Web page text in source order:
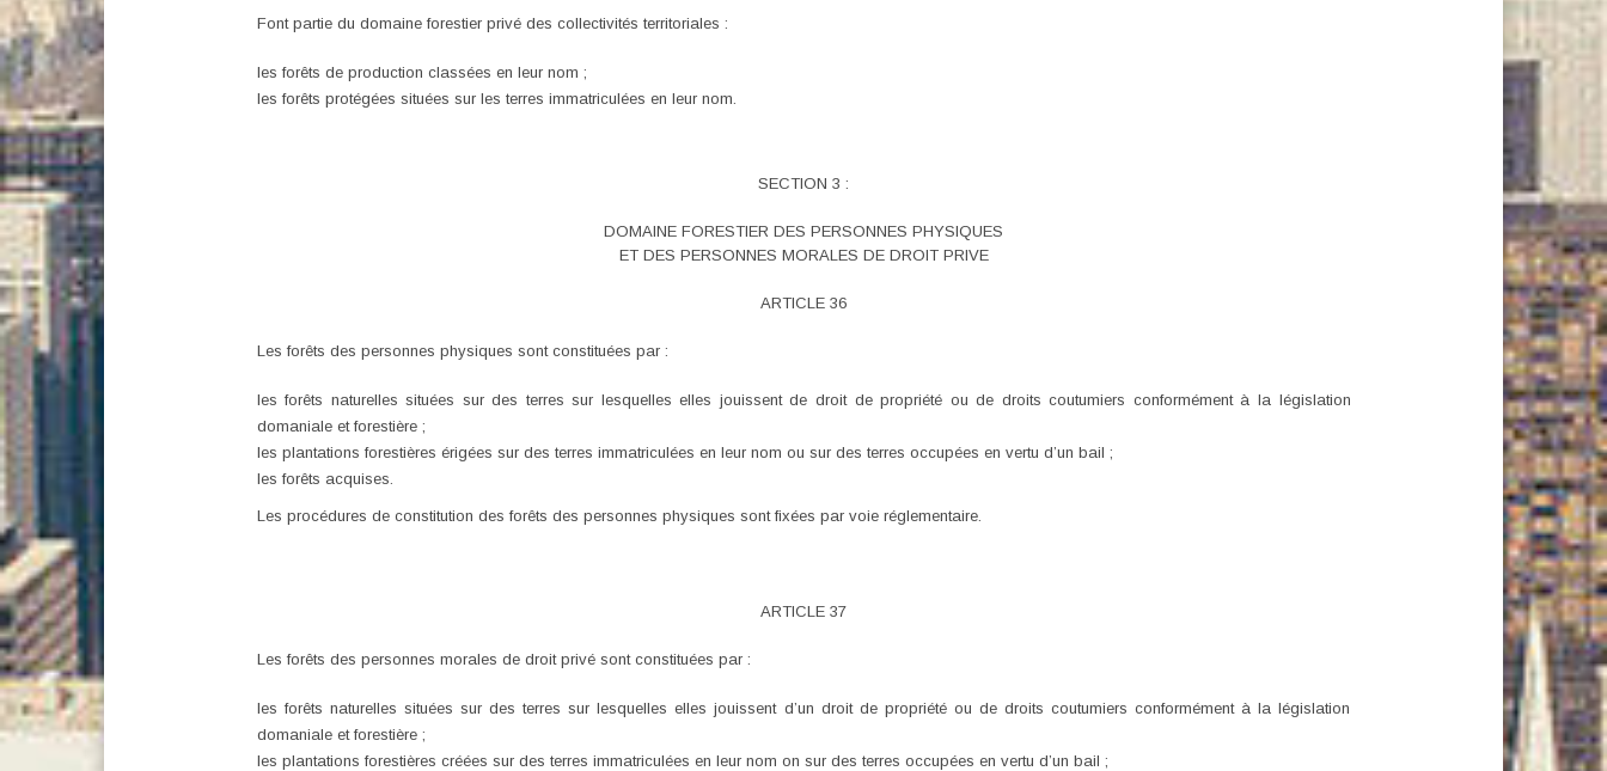
Font partie du domaine forestier privé des collectivités territoriales :
les forêts de production classées en leur nom ;
les forêts protégées situées sur les terres immatriculées en leur nom.
SECTION 3 :
DOMAINE FORESTIER DES PERSONNES PHYSIQUES
ET DES PERSONNES MORALES DE DROIT PRIVE
ARTICLE 36
Les forêts des personnes physiques sont constituées par :
les forêts naturelles situées sur des terres sur lesquelles elles jouissent de droit de propriété ou de droits coutumiers conformément à la législation
domaniale et forestière ;
les plantations forestières érigées sur des terres immatriculées en leur nom ou sur des terres occupées en vertu d’un bail ;
les forêts acquises.
Les procédures de constitution des forêts des personnes physiques sont fixées par voie réglementaire.
ARTICLE 37
Les forêts des personnes morales de droit privé sont constituées par :
les forêts naturelles situées sur des terres sur lesquelles elles jouissent d’un droit de propriété ou de droits coutumiers conformément à la législation
domaniale et forestière ;
les plantations forestières créées sur des terres immatriculées en leur nom on sur des terres occupées en vertu d’un bail ;